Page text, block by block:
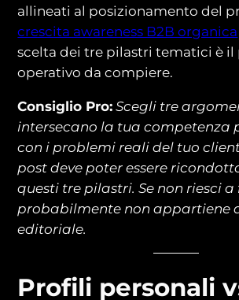
allineati al posizionamento del
crescita awareness B2B organica
scelta dei tre pilastri tematici è il
operativo da compiere.
Consiglio Pro: Scegli tre
intersecano la tua competenza
con i problemi reali del tuo
post deve poter essere
questi tre pilastri. Se non riesci
probabilmente non appartiene
editoriale.
Profili personali